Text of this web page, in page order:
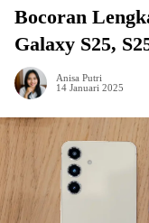
Bocoran
Galaxy S25,
Anisa Putri
14 Januari 2025